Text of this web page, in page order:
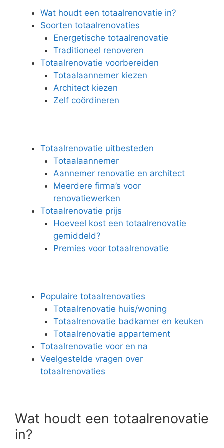
Wat houdt een totaalrenovatie in?
Soorten totaalrenovaties
Energetische totaalrenovatie
Traditioneel renoveren
Totaalrenovatie voorbereiden
Totaalaannemer kiezen
Architect kiezen
Zelf coördineren
Totaalrenovatie uitbesteden
Totaalaannemer
Aannemer renovatie en architect
Meerdere firma’s voor
renovatiewerken
Totaalrenovatie prijs
Hoeveel kost een totaalrenovatie
gemiddeld?
Premies voor totaalrenovatie
Populaire totaalrenovaties
Totaalrenovatie huis/woning
Totaalrenovatie badkamer en keuken
Totaalrenovatie appartement
Totaalrenovatie voor en na
Veelgestelde vragen over
totaalrenovaties
Wat houdt een totaalrenovatie
in?